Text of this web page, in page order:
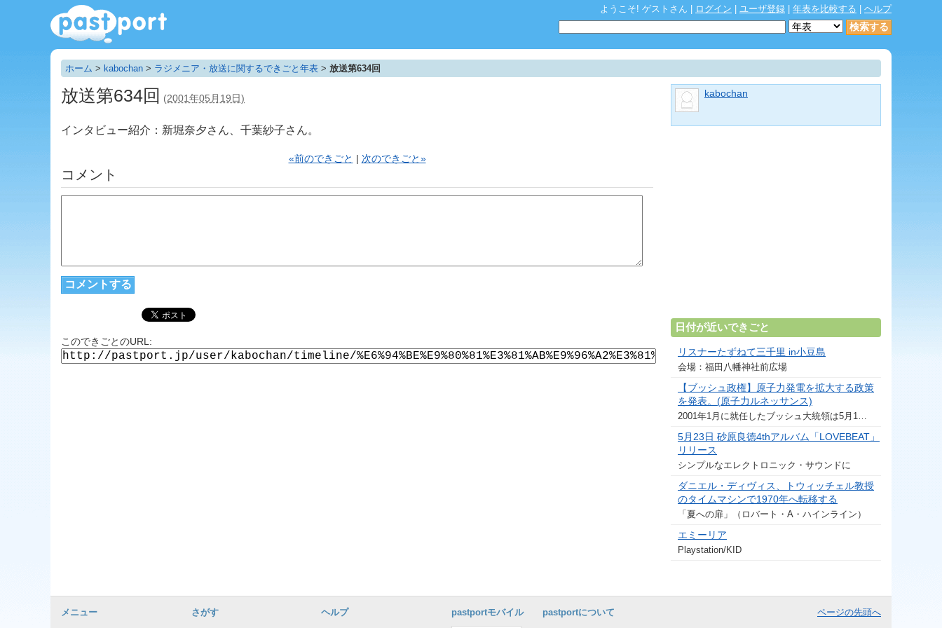
ようこそ! ゲストさん ログイン ユーザ登録 年表を比較する ヘルプ
ホーム > kabochan > ラジメニア・放送に関するできごと年表 > 放送第634回
放送第634回 (2001年05月19日)
インタビュー紹介：新堀奈夕さん、千葉紗子さん。
«前のできごと 次のできごと»
コメント
このできごとのURL:
kabochan
日付が近いできごと
リスナーたずねて三千里 in小豆島
会場：福田八幡神社前広場
【ブッシュ政権】原子力発電を拡大する政策
を発表。(原子力ルネッサンス)
2001年1月に就任したブッシュ大統領は5月1…
5月23日 砂原良徳4thアルバム「LOVEBEAT」
リリース
シンプルなエレクトロニック・サウンドに
ダニエル・ディヴィス、トウィッチェル教授
のタイムマシンで1970年へ転移する
「夏への扉」（ロバート・A・ハインライン）
エミーリア
Playstation/KID
メニュー
さがす
ヘルプ
pastportモバイル
pastportについて
ページの先頭へ